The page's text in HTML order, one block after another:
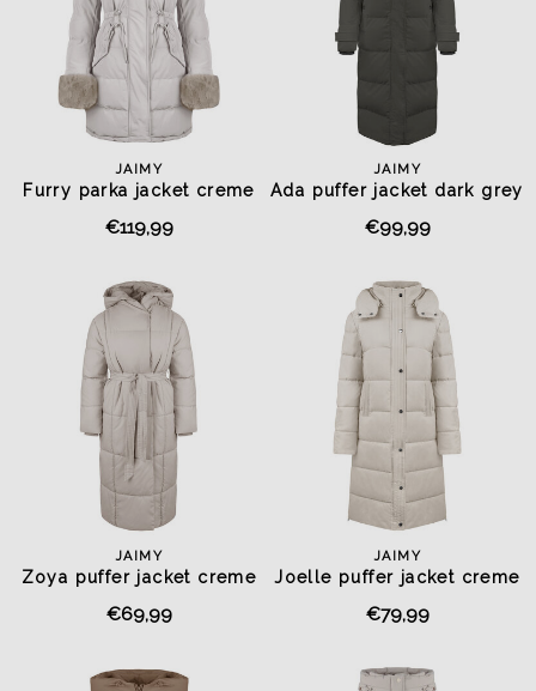
JAIMY
Furry parka jacket creme
€119,99
JAIMY
Ada puffer jacket dark grey
€99,99
JAIMY
Zoya puffer jacket creme
€69,99
JAIMY
Joelle puffer jacket creme
€79,99